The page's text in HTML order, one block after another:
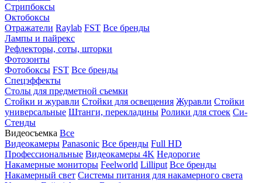
Стрипбоксы
Октобоксы
Отражатели Raylab FST Все бренды
Лампы и пайрекс
Рефлекторы, соты, шторки
Фотозонты
Фотобоксы FST Все бренды
Спецэффекты
Столы для предметной съемки
Стойки и журавли Стойки для освещения Журавли Стойки
универсальные Штанги, перекладины Ролики для стоек Си-
Стенды
Видеосъемка Все
Видеокамеры Panasonic Все бренды Full HD
Профессиональные Видеокамеры 4K Недорогие
Накамерные мониторы Feelworld Lilliput Все бренды
Накамерный свет Системы питания для накамерного света